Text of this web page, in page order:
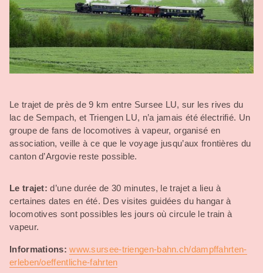
Le trajet de près de 9 km entre Sursee LU, sur les rives du
lac de Sempach, et Triengen LU, n’a jamais été électrifié. Un
groupe de fans de locomotives à vapeur, organisé en
association, veille à ce que le voyage jusqu’aux frontières du
canton d’Argovie reste possible.
Le trajet:d’une durée de 30 minutes, le trajet a lieu à
certaines dates en été. Des visites guidées du hangar à
locomotives sont possibles les jours où circule le train à
vapeur.
Informations:www.sursee-triengen-bahn.ch/dampffahrten-
erleben/oeffentliche-fahrten